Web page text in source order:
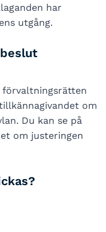
har
utgång.
förvaltningsrätten
om
Du kan se på
om justeringen